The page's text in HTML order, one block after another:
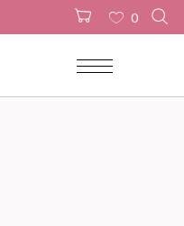
0